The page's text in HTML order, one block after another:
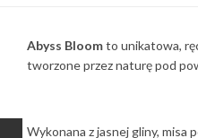
Abyss Bloomto unikatowa,
tworzone przez naturę pod
Wykonana z jasnej gliny, misa